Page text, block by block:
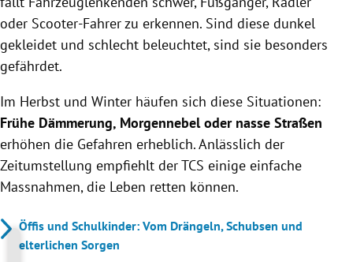
oder Scooter-Fahrer zu erkennen. Sind diese dunkel
gekleidet und schlecht beleuchtet, sind sie besonders
gefährdet.
Im Herbst und Winter häufen sich diese Situationen:
Frühe Dämmerung, Morgennebel oder nasse Straßen
erhöhen die Gefahren erheblich. Anlässlich der
Zeitumstellung empfiehlt der TCS einige einfache
Massnahmen, die Leben retten können.
Öffis und Schulkinder: Vom Drängeln, Schubsen und
elterlichen Sorgen